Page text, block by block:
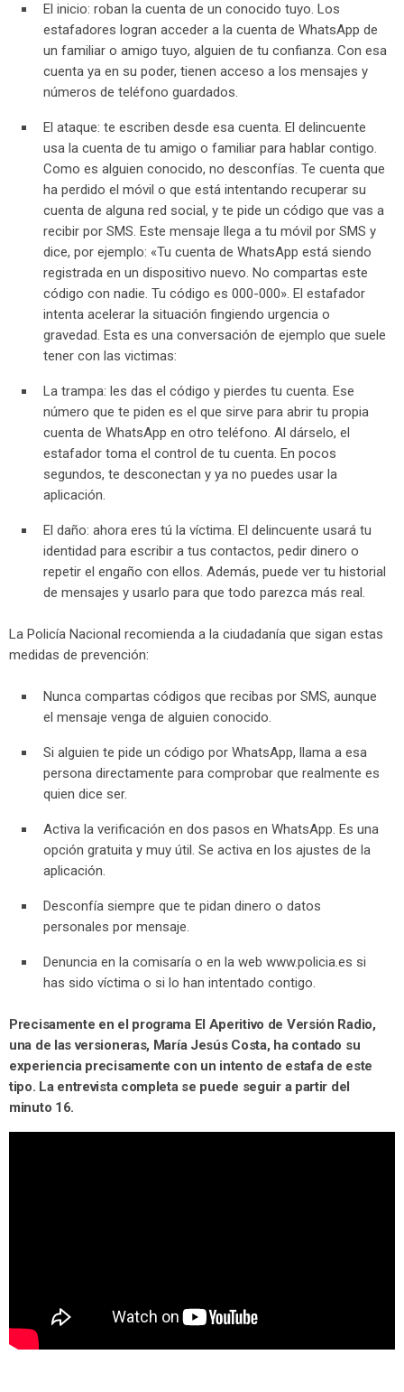
El inicio: roban la cuenta de un conocido tuyo. Los
estafadores logran acceder a la cuenta de WhatsApp de
un familiar o amigo tuyo, alguien de tu confianza. Con esa
cuenta ya en su poder, tienen acceso a los mensajes y
números de teléfono guardados.
El ataque: te escriben desde esa cuenta. El delincuente
usa la cuenta de tu amigo o familiar para hablar contigo.
Como es alguien conocido, no desconfías. Te cuenta que
ha perdido el móvil o que está intentando recuperar su
cuenta de alguna red social, y te pide un código que vas a
recibir por SMS. Este mensaje llega a tu móvil por SMS y
dice, por ejemplo: «Tu cuenta de WhatsApp está siendo
registrada en un dispositivo nuevo. No compartas este
código con nadie. Tu código es 000-000». El estafador
intenta acelerar la situación fingiendo urgencia o
gravedad. Esta es una conversación de ejemplo que suele
tener con las victimas:
La trampa: les das el código y pierdes tu cuenta. Ese
número que te piden es el que sirve para abrir tu propia
cuenta de WhatsApp en otro teléfono. Al dárselo, el
estafador toma el control de tu cuenta. En pocos
segundos, te desconectan y ya no puedes usar la
aplicación.
El daño: ahora eres tú la víctima. El delincuente usará tu
identidad para escribir a tus contactos, pedir dinero o
repetir el engaño con ellos. Además, puede ver tu historial
de mensajes y usarlo para que todo parezca más real.
La Policía Nacional recomienda a la ciudadanía que sigan estas
medidas de prevención:
Nunca compartas códigos que recibas por SMS, aunque
el mensaje venga de alguien conocido.
Si alguien te pide un código por WhatsApp, llama a esa
persona directamente para comprobar que realmente es
quien dice ser.
Activa la verificación en dos pasos en WhatsApp. Es una
opción gratuita y muy útil. Se activa en los ajustes de la
aplicación.
Desconfía siempre que te pidan dinero o datos
personales por mensaje.
Denuncia en la comisaría o en la web www.policia.es si
has sido víctima o si lo han intentado contigo.
Precisamente en el programa El Aperitivo de Versión Radio,
una de las versioneras, María Jesús Costa, ha contado su
experiencia precisamente con un intento de estafa de este
tipo. La entrevista completa se puede seguir a partir del
minuto 16.